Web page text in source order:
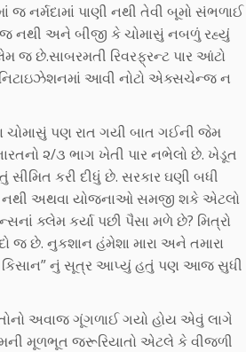
નર્મદામાં પાણી નથી તેવી બૂમો સંભળાઈ
જ નથી અને બીજી કે ચોમાસું નબળું રહ્યું
જ છે.સાબરમતી રિવરફ્રન્ટ પાર આંટો
આવી નોટો એક્સચેન્જ ન
ચોમાસું પણ રાત ગયી બાત ગઈની જેમ
૨/૩ ભાગ ખેતી પાર નભેલો છે. ખેડૂત
કરી દીધું છે. સરકાર ઘણી બધી
નથી અથવા યોજનાઓ સમજી શકે એટલો
ક્લેમ કર્યા પછી પૈસા મળે છે? મિત્રો
જ છે. નુકશાન હંમેશા મારા અને તમારા
કિસાન” નું સૂત્ર આપ્યું હતું પણ આજ સુધી
અવાજ ગૂંગળાઈ ગયો હોય એવું લાગે
મૂળભૂત જરૂરિયાતો એટલે કે વીજળી